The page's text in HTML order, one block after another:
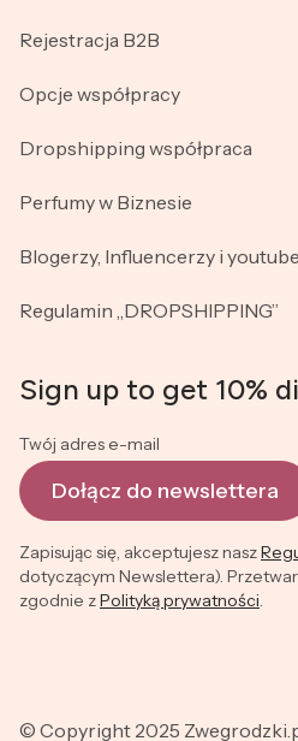
Rejestracja B2B
Opcje współpracy
Dropshipping współpraca
Perfumy w Biznesie
Blogerzy, Influencerzy i
Regulamin „DROPSHIPPING”
Sign up to get 10%
Twój adres e-mail
Dołącz do newslettera
Zapisując się, akceptujesz nasz
dotyczącym Newslettera).
zgodnie zPolityką prywatności.
© Copyright 2025